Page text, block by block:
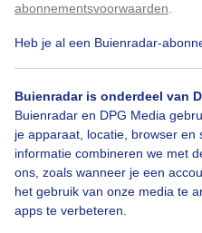
abonnementsvoorwaarden
Heb je al een Buienradar-
Buienradar is onderdeel van
Buienradar en DPG Media
je apparaat, locatie, browser
informatie combineren we met
ons, zoals wanneer je een
het gebruik van onze media te
apps te verbeteren.
Een